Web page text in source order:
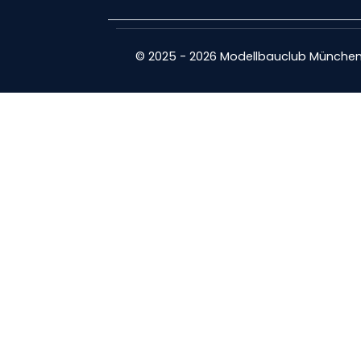
© 2025 - 2026 Modellbauclub